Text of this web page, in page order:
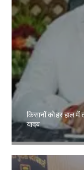
किसानों को हर हाल
यादव
Amit Lekh